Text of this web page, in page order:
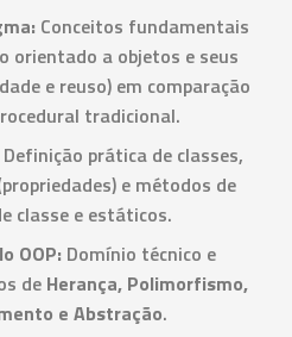
Conceitos fundamentais
orientado a objetos e seus
e reuso) em comparação
tradicional.
Definição prática de classes,
e métodos de
classe e estáticos.
OOP: Domínio técnico e
de Herança, Polimorfismo,
e Abstração.